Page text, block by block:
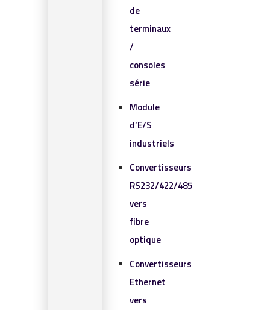
de
terminaux
/
consoles
série
Module
d’E/S
industriels
Convertisseurs
RS232/422/485
vers
fibre
optique
Convertisseurs
Ethernet
vers